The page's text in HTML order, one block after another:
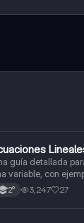
permitirá
Matemáticas
guía detallada
variable, con
2° 3,247 27